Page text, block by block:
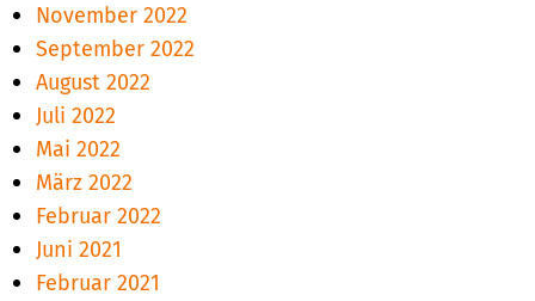
November 2022
September 2022
August 2022
Juli 2022
Mai 2022
März 2022
Februar 2022
Juni 2021
Februar 2021